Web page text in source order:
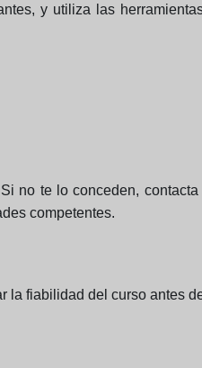
y utiliza las
no te lo conceden,
competentes.
la fiabilidad del curso antes